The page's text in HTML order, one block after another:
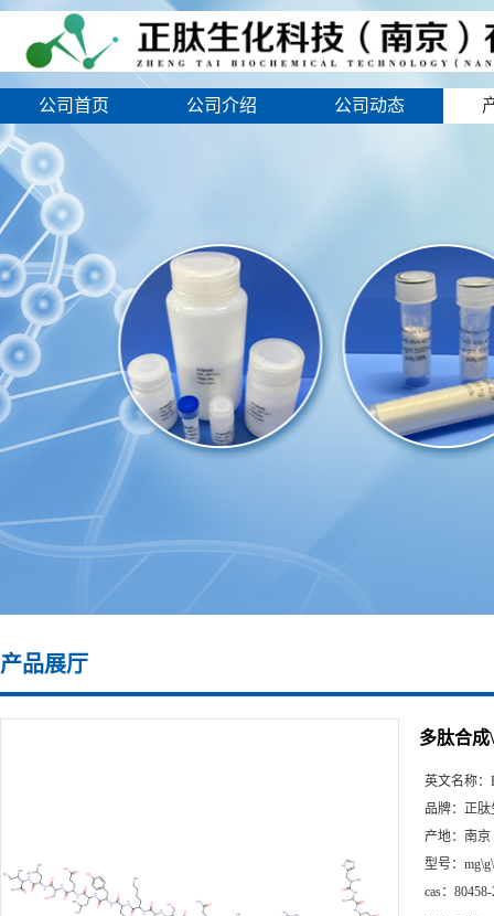
公司首页 公司介绍 公司动态
产品展厅
多肽合成
英文名称：
品牌： 正肽
产地： 南京
型号：
cas：